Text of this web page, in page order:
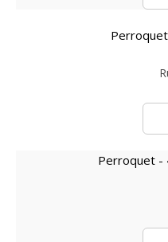
Perroquet -